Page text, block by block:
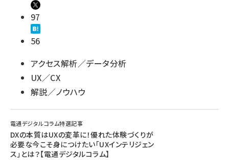
97
56
アクセス解析／データ分析
UX／CX
解説／ノウハウ
電通デジタルコラム特選記事
DXの本質はUXの変革に！優れた体験づくりが
必要な今こそ身につけたい「UXインテリジェン
ス」とは？【電通デジタルコラム】